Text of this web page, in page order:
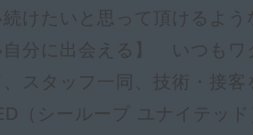
けたいと思って頂けるよ
自分に出会える】 いつもワ
スタッフ一同、技術・接